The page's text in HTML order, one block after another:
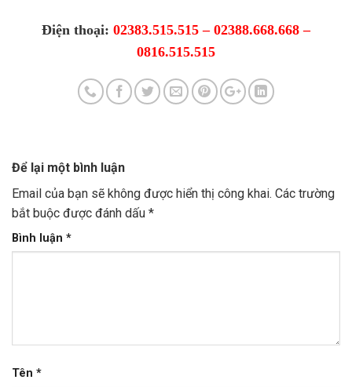
Điện thoại: 02383.515.515 – 02388.668.668 –
0816.515.515
Để lại một bình luận
Email của bạn sẽ không được hiển thị công khai. Các trường
bắt buộc được đánh dấu *
Bình luận *
Tên *